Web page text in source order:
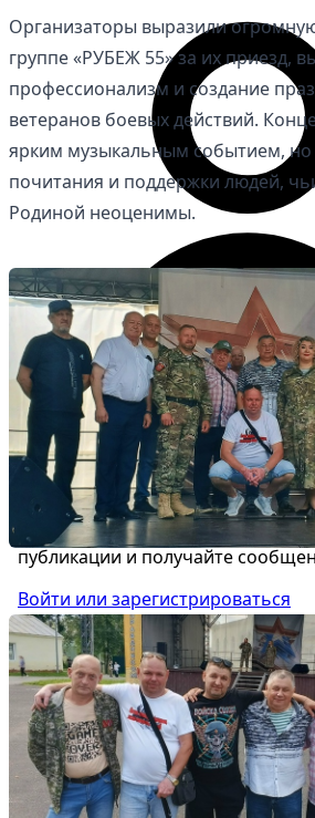
Личный кабинет
Управляйте объявлениями,
публикации и получайте
Войти или зарегистрироваться
Организаторы выразили
группе «РУБЕЖ 55» за их приезд,
профессионализм и создание
ветеранов боевых действий.
ярким музыкальным событием,
почитания и поддержки людей,
Родиной неоценимы.